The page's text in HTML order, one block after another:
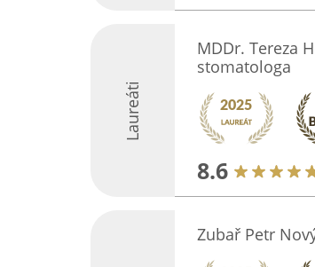
Laureáti
MDDr. Tereza
stomatologa
8.6
Zubař Petr